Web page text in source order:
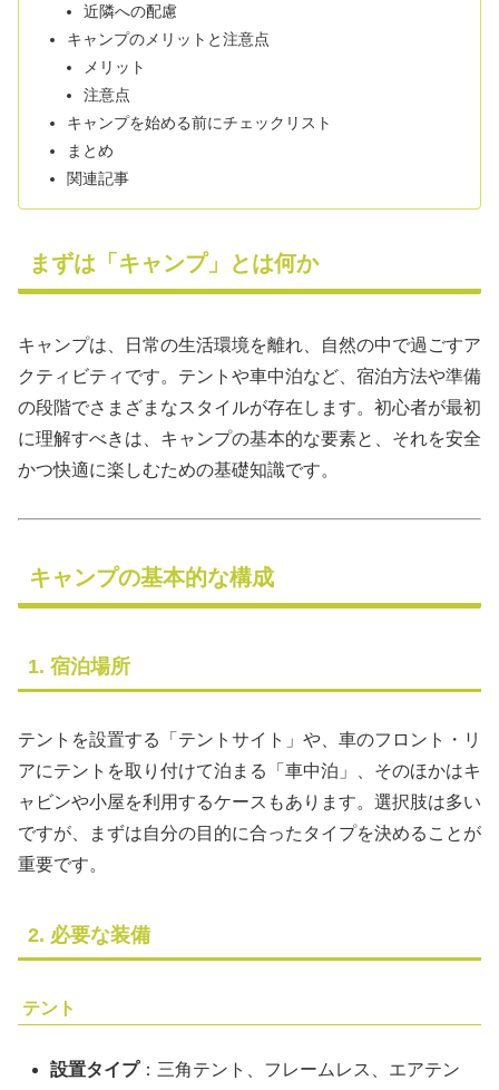
近隣への配慮
キャンプのメリットと注意点
メリット
注意点
キャンプを始める前にチェックリスト
まとめ
関連記事
まずは「キャンプ」とは何か
キャンプは、日常の生活環境を離れ、自然の中で過ごすア
クティビティです。テントや車中泊など、宿泊方法や準備
の段階でさまざまなスタイルが存在します。初心者が最初
に理解すべきは、キャンプの基本的な要素と、それを安全
かつ快適に楽しむための基礎知識です。
キャンプの基本的な構成
1. 宿泊場所
テントを設置する「テントサイト」や、車のフロント・リ
アにテントを取り付けて泊まる「車中泊」、そのほかはキ
ャビンや小屋を利用するケースもあります。選択肢は多い
ですが、まずは自分の目的に合ったタイプを決めることが
重要です。
2. 必要な装備
テント
設置タイプ：三角テント、フレームレス、エアテン